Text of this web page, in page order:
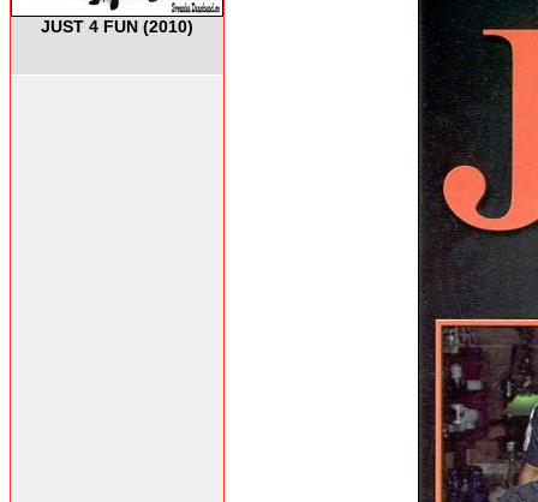
JUST 4 FUN (2010)